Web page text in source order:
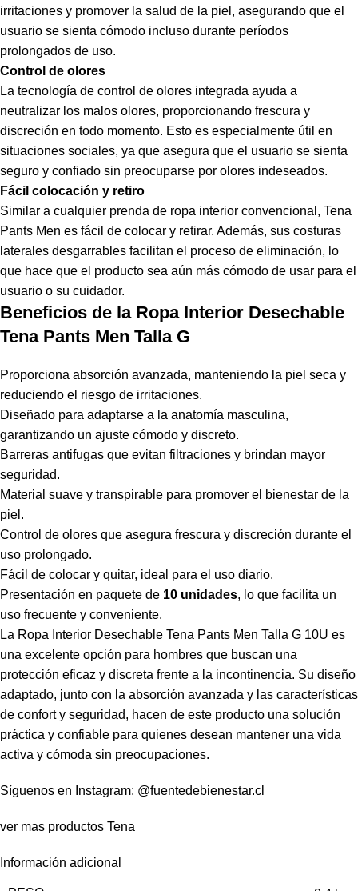
irritaciones y promover la salud de la piel, asegurando que el
usuario se sienta cómodo incluso durante períodos
prolongados de uso.
Control de olores
La tecnología de control de olores integrada ayuda a
neutralizar los malos olores, proporcionando frescura y
discreción en todo momento. Esto es especialmente útil en
situaciones sociales, ya que asegura que el usuario se sienta
seguro y confiado sin preocuparse por olores indeseados.
Fácil colocación y retiro
Similar a cualquier prenda de ropa interior convencional, Tena
Pants Men es fácil de colocar y retirar. Además, sus costuras
laterales desgarrables facilitan el proceso de eliminación, lo
que hace que el producto sea aún más cómodo de usar para el
usuario o su cuidador.
Beneficios de la Ropa Interior Desechable
Tena Pants Men Talla G
Proporciona absorción avanzada, manteniendo la piel seca y
reduciendo el riesgo de irritaciones.
Diseñado para adaptarse a la anatomía masculina,
garantizando un ajuste cómodo y discreto.
Barreras antifugas que evitan filtraciones y brindan mayor
seguridad.
Material suave y transpirable para promover el bienestar de la
piel.
Control de olores que asegura frescura y discreción durante el
uso prolongado.
Fácil de colocar y quitar, ideal para el uso diario.
Presentación en paquete de 10 unidades, lo que facilita un
uso frecuente y conveniente.
La Ropa Interior Desechable Tena Pants Men Talla G 10U es
una excelente opción para hombres que buscan una
protección eficaz y discreta frente a la incontinencia. Su diseño
adaptado, junto con la absorción avanzada y las características
de confort y seguridad, hacen de este producto una solución
práctica y confiable para quienes desean mantener una vida
activa y cómoda sin preocupaciones.
Síguenos en Instagram: @fuentedebienestar.cl
ver mas productos Tena
Información adicional